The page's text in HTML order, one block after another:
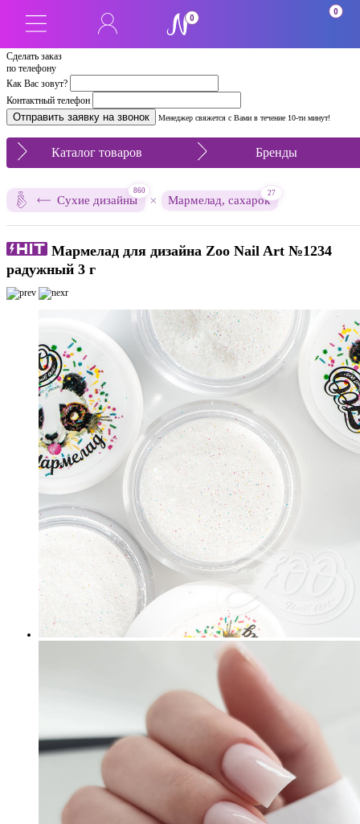
Сделать заказ
по телефону
Как Вас зовут?
Контактный телефон
Менеджер свяжется с Вами в течение 10-ти минут!
0
0
Каталог товаров Бренды
Сухие дизайны
860
× Мармелад, сахарок
27
Мармелад для дизайна Zoo Nail Art №1234
радужный 3 г